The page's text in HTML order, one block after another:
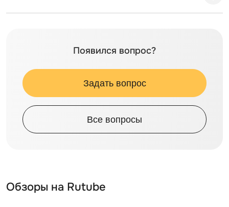
Появился вопрос?
Задать вопрос
Все вопросы
Обзоры на Rutube